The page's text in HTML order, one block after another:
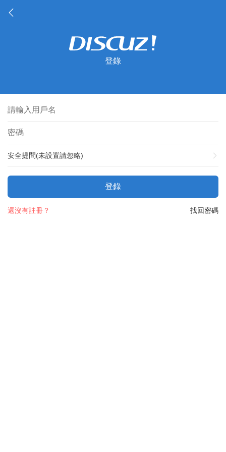
登錄
安全提問(未設置請忽略)
登錄
找回密碼
還沒有註冊？